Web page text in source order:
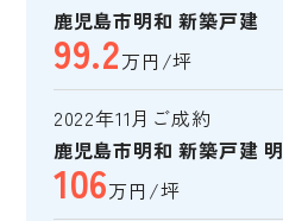
鹿児島市明和 新築戸建
99.2万円/坪
2022年11月ご成約
鹿児島市明和 新築戸建
106万円/坪